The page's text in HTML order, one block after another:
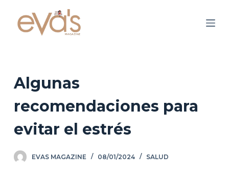
a
o
Algunas
recomendaciones para
evitar el estrés
EVAS MAGAZINE 08/01/2024 SALUD